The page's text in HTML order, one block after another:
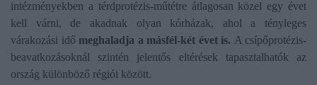
intézményekben a térdprotézis-műtétre átlagosan közel egy évet
kell várni, de akadnak olyan kórházak, ahol a tényleges
várakozási idő meghaladja a másfél-két évet is. A csípőprotézis-
beavatkozásoknál szintén jelentős eltérések tapasztalhatók az
ország különböző régiói között.